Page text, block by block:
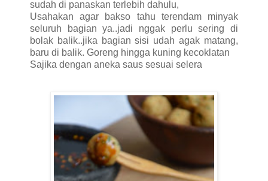
sudah di panaskan terlebih dahulu,
Usahakan agar bakso tahu terendam minyak
seluruh bagian ya..jadi nggak perlu sering di
bolak balik..jika bagian sisi udah agak matang,
baru di balik. Goreng hingga kuning kecoklatan
Sajika dengan aneka saus sesuai selera